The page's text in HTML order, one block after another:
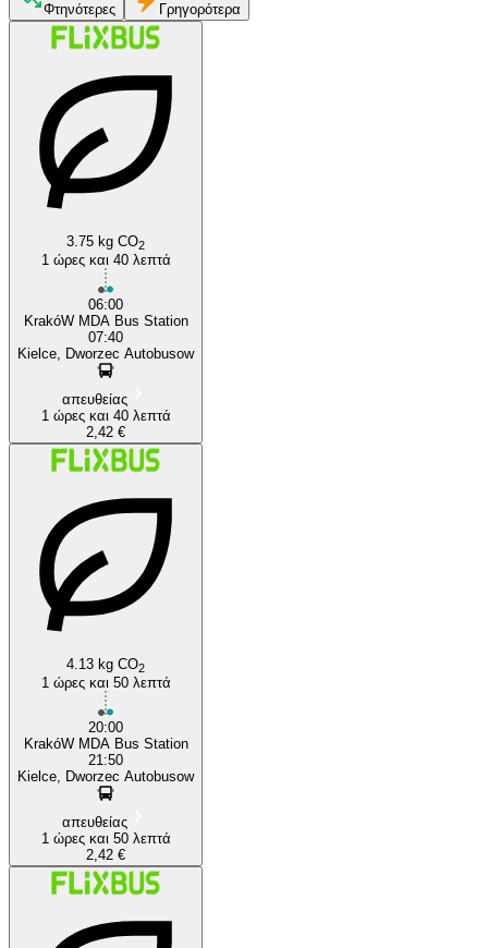
Φτηνότερες Γρηγορότερα
3.75 kg CO2
1 ώρες και 40 λεπτά
06:00
KrakóW MDA Bus Station
07:40
Kielce, Dworzec Autobusow
απευθείας
1 ώρες και 40 λεπτά
2,42 €
4.13 kg CO2
1 ώρες και 50 λεπτά
20:00
KrakóW MDA Bus Station
21:50
Kielce, Dworzec Autobusow
απευθείας
1 ώρες και 50 λεπτά
2,42 €